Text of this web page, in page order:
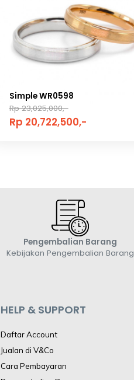
Simple WR0598
Rp 23,025,000,-
Rp 20,722,500,-
Pengembalian Barang
Kebijakan Pengembalian Barang
HELP & SUPPORT
Daftar Account
Jualan di V&Co
Cara Pembayaran